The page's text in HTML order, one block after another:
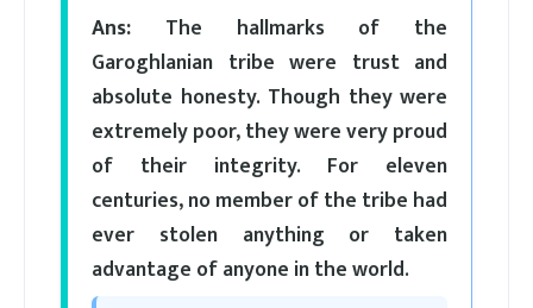
Ans: The hallmarks of the
Garoghlanian tribe were trust and
absolute honesty. Though they were
extremely poor, they were very proud
of their integrity. For eleven
centuries, no member of the tribe had
ever stolen anything or taken
advantage of anyone in the world.